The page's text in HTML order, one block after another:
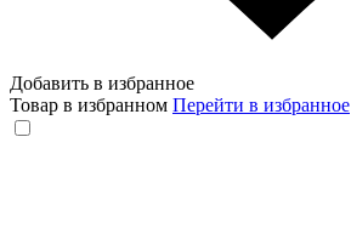
Добавить в избранное
Товар в избранном Перейти в избранное